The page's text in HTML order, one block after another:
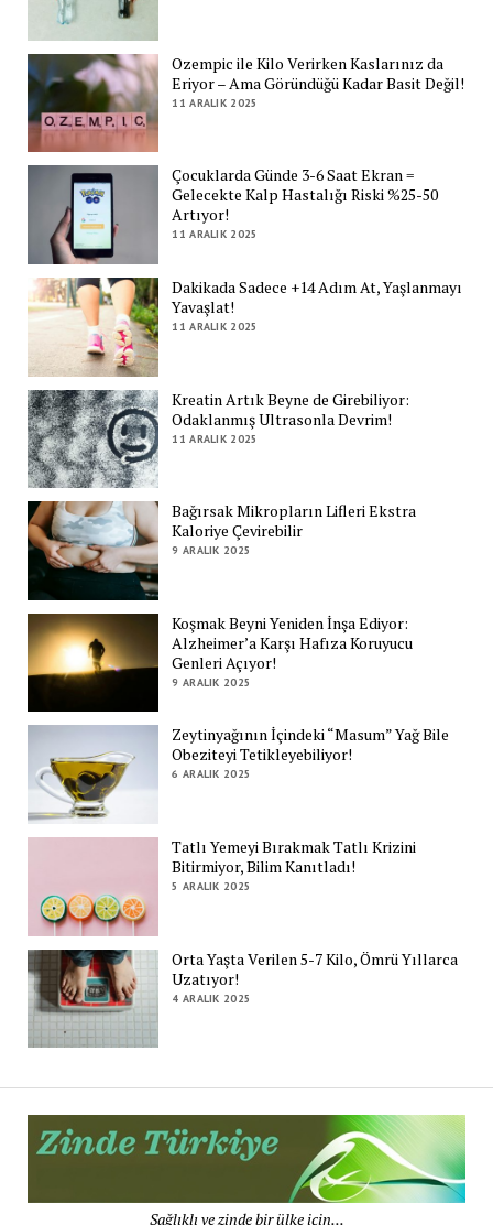
Ozempic ile Kilo Verirken Kaslarınız da
Eriyor – Ama Göründüğü Kadar Basit Değil!
11 ARALIK 2025
Çocuklarda Günde 3-6 Saat Ekran =
Gelecekte Kalp Hastalığı Riski %25-50
Artıyor!
11 ARALIK 2025
Dakikada Sadece +14 Adım At, Yaşlanmayı
Yavaşlat!
11 ARALIK 2025
Kreatin Artık Beyne de Girebiliyor:
Odaklanmış Ultrasonla Devrim!
11 ARALIK 2025
Bağırsak Mikropların Lifleri Ekstra
Kaloriye Çevirebilir
9 ARALIK 2025
Koşmak Beyni Yeniden İnşa Ediyor:
Alzheimer’a Karşı Hafıza Koruyucu
Genleri Açıyor!
9 ARALIK 2025
Zeytinyağının İçindeki “Masum” Yağ Bile
Obeziteyi Tetikleyebiliyor!
6 ARALIK 2025
Tatlı Yemeyi Bırakmak Tatlı Krizini
Bitirmiyor, Bilim Kanıtladı!
5 ARALIK 2025
Orta Yaşta Verilen 5-7 Kilo, Ömrü Yıllarca
Uzatıyor!
4 ARALIK 2025
Sağlıklı ve zinde bir ülke için...